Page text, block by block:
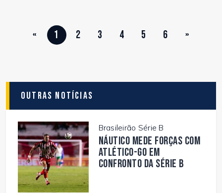
« 1 2 3 4 5 6 »
Outras Notícias
Brasileirão Série B
Náutico mede forças com
Atlético-GO em
confronto da Série B